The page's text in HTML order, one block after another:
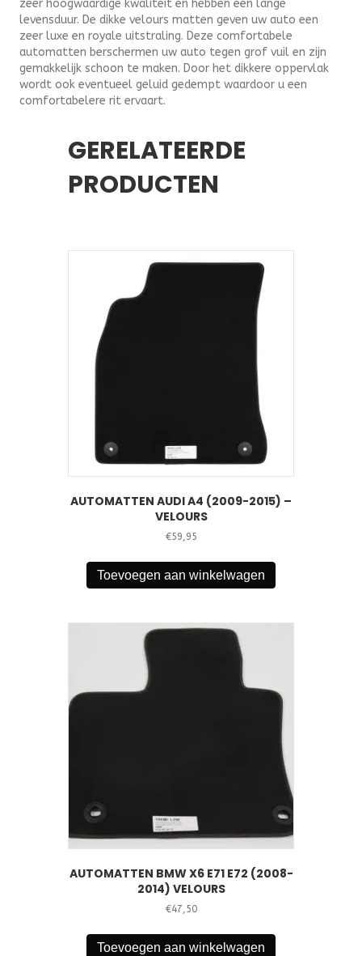
zeer hoogwaardige kwaliteit en hebben een lange
levensduur. De dikke velours matten geven uw auto een
zeer luxe en royale uitstraling. Deze comfortabele
automatten berschermen uw auto tegen grof vuil en zijn
gemakkelijk schoon te maken. Door het dikkere oppervlak
wordt ook eventueel geluid gedempt waardoor u een
comfortabelere rit ervaart.
GERELATEERDE
PRODUCTEN
AUTOMATTEN AUDI A4 (2009-2015) –
VELOURS
€59,95
Toevoegen aan winkelwagen
AUTOMATTEN BMW X6 E71 E72 (2008-
2014) VELOURS
€47,50
Toevoegen aan winkelwagen